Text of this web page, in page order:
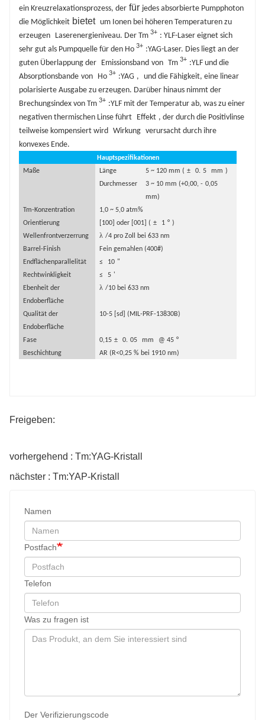
ein Kreuzrelaxationsprozess, der für jedes absorbierte Pumpphoton
die Möglichkeit bietet um Ionen bei höheren Temperaturen zu
erzeugen Laserenergieniveau. Der Tm 3+ : YLF-Laser eignet sich
sehr gut als Pumpquelle für den Ho 3+ :YAG-Laser. Dies liegt an der
guten Überlappung der Emissionsband von Tm 3+ :YLF und die
Absorptionsbande von Ho 3+ :YAG , und die Fähigkeit, eine linear
polarisierte Ausgabe zu erzeugen. Darüber hinaus nimmt der
Brechungsindex von Tm 3+ :YLF mit der Temperatur ab, was zu einer
negativen thermischen Linse führt Effekt , der durch die Positivlinse
teilweise kompensiert wird Wirkung verursacht durch ihre
konvexes Ende.
Hauptspezifikationen
Maße
Länge 5 ~ 120 mm ( ± 0. 5 mm )
Durchmesser
3 ~ 10 mm (+0,00, - 0,05
mm)
Tm-Konzentration
1,0 ~ 5,0 atm%
Orientierung
[100] oder [001] ( ± 1 ° )
Wellenfrontverzerrung
λ /4 pro Zoll bei 633 nm
Barrel-Finish
Fein gemahlen (400#)
Endflächenparallelität
≤ 10 "
Rechtwinkligkeit
≤ 5 '
Ebenheit der
Endoberfläche
λ /10 bei 633 nm
Qualität der
Endoberfläche
10-5 [sd] (MIL-PRF-13830B)
Fase 0,15 ± 0. 05 mm @ 45 °
Beschichtung
AR (R<0,25 % bei 1910 nm)
Freigeben:
vorhergehend : Tm:YAG-Kristall
nächster : Tm:YAP-Kristall
Namen
Postfach
Telefon
Was zu fragen ist
Der Verifizierungscode